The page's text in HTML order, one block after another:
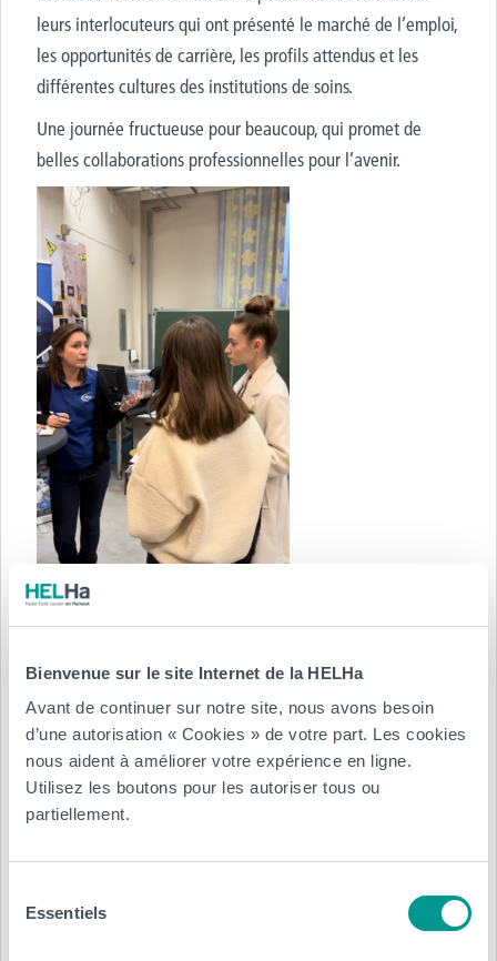
Bienvenue sur le site Internet de la HELHa
Avant de continuer sur notre site, nous avons besoin
d’une autorisation « Cookies » de votre part. Les cookies
nous aident à améliorer votre expérience en ligne.
Utilisez les boutons pour les autoriser tous ou
partiellement.
Essentiels
leurs interlocuteurs qui ont présenté le marché de l’emploi,
les opportunités de carrière, les profils attendus et les
différentes cultures des institutions de soins.
Une journée fructueuse pour beaucoup, qui promet de
belles collaborationsprofessionnellespour l’avenir.